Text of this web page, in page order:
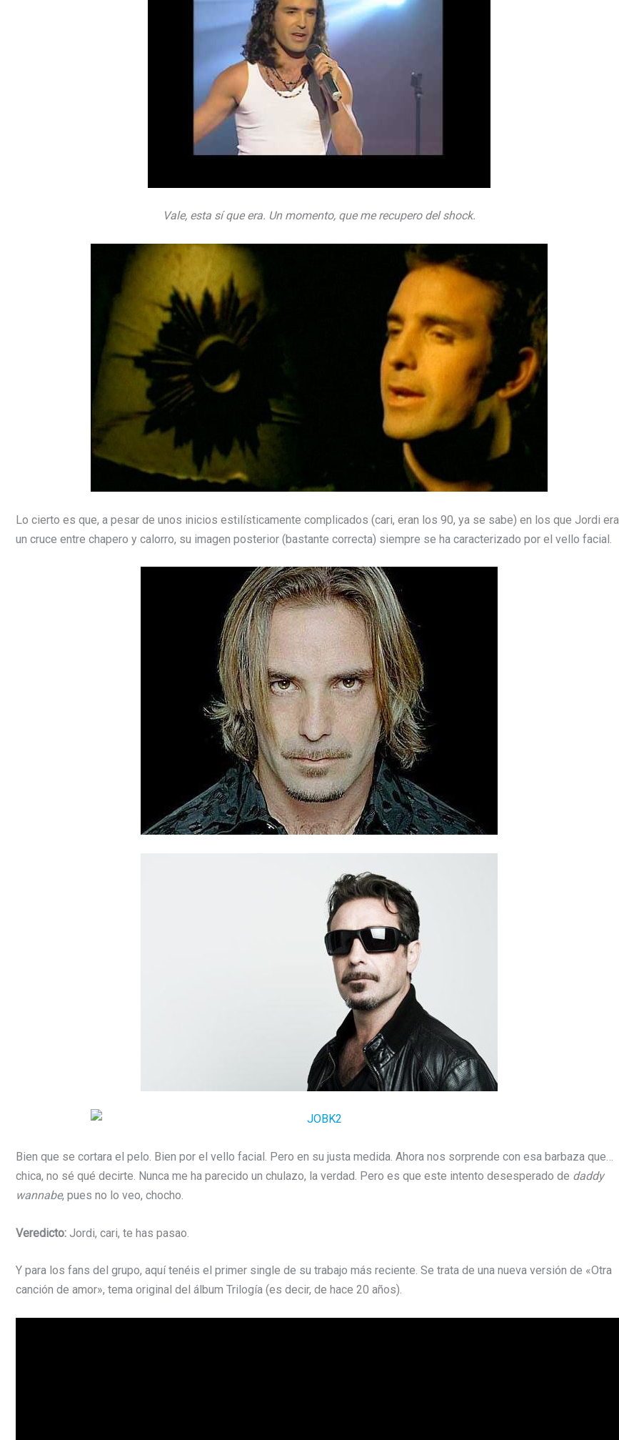
Vale, esta sí que era. Un momento, que me recupero del shock.
Lo cierto es que, a pesar de unos inicios estilísticamente complicados (cari, eran los 90, ya se sabe) en los que Jordi era
un cruce entre chapero y calorro, su imagen posterior (bastante correcta) siempre se ha caracterizado por el vello facial.
Bien que se cortara el pelo. Bien por el vello facial. Pero en su justa medida. Ahora nos sorprende con esa barbaza que…
chica, no sé qué decirte. Nunca me ha parecido un chulazo, la verdad. Pero es que este intento desesperado de daddy
wannabe, pues no lo veo, chocho.
Veredicto: Jordi, cari, te has pasao.
Y para los fans del grupo, aquí tenéis el primer single de su trabajo más reciente. Se trata de una nueva versión de «Otra
canción de amor», tema original del álbum Trilogía (es decir, de hace 20 años).